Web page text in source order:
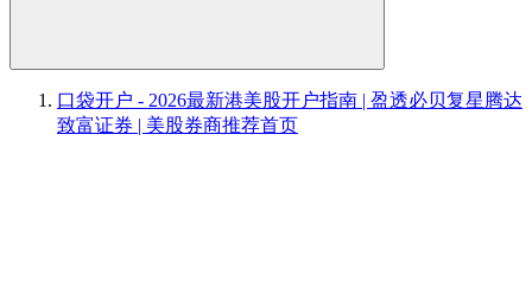
口袋开户 - 2026最新港美股开户指南 | 盈透必贝复星腾达
致富证券 | 美股券商推荐首页